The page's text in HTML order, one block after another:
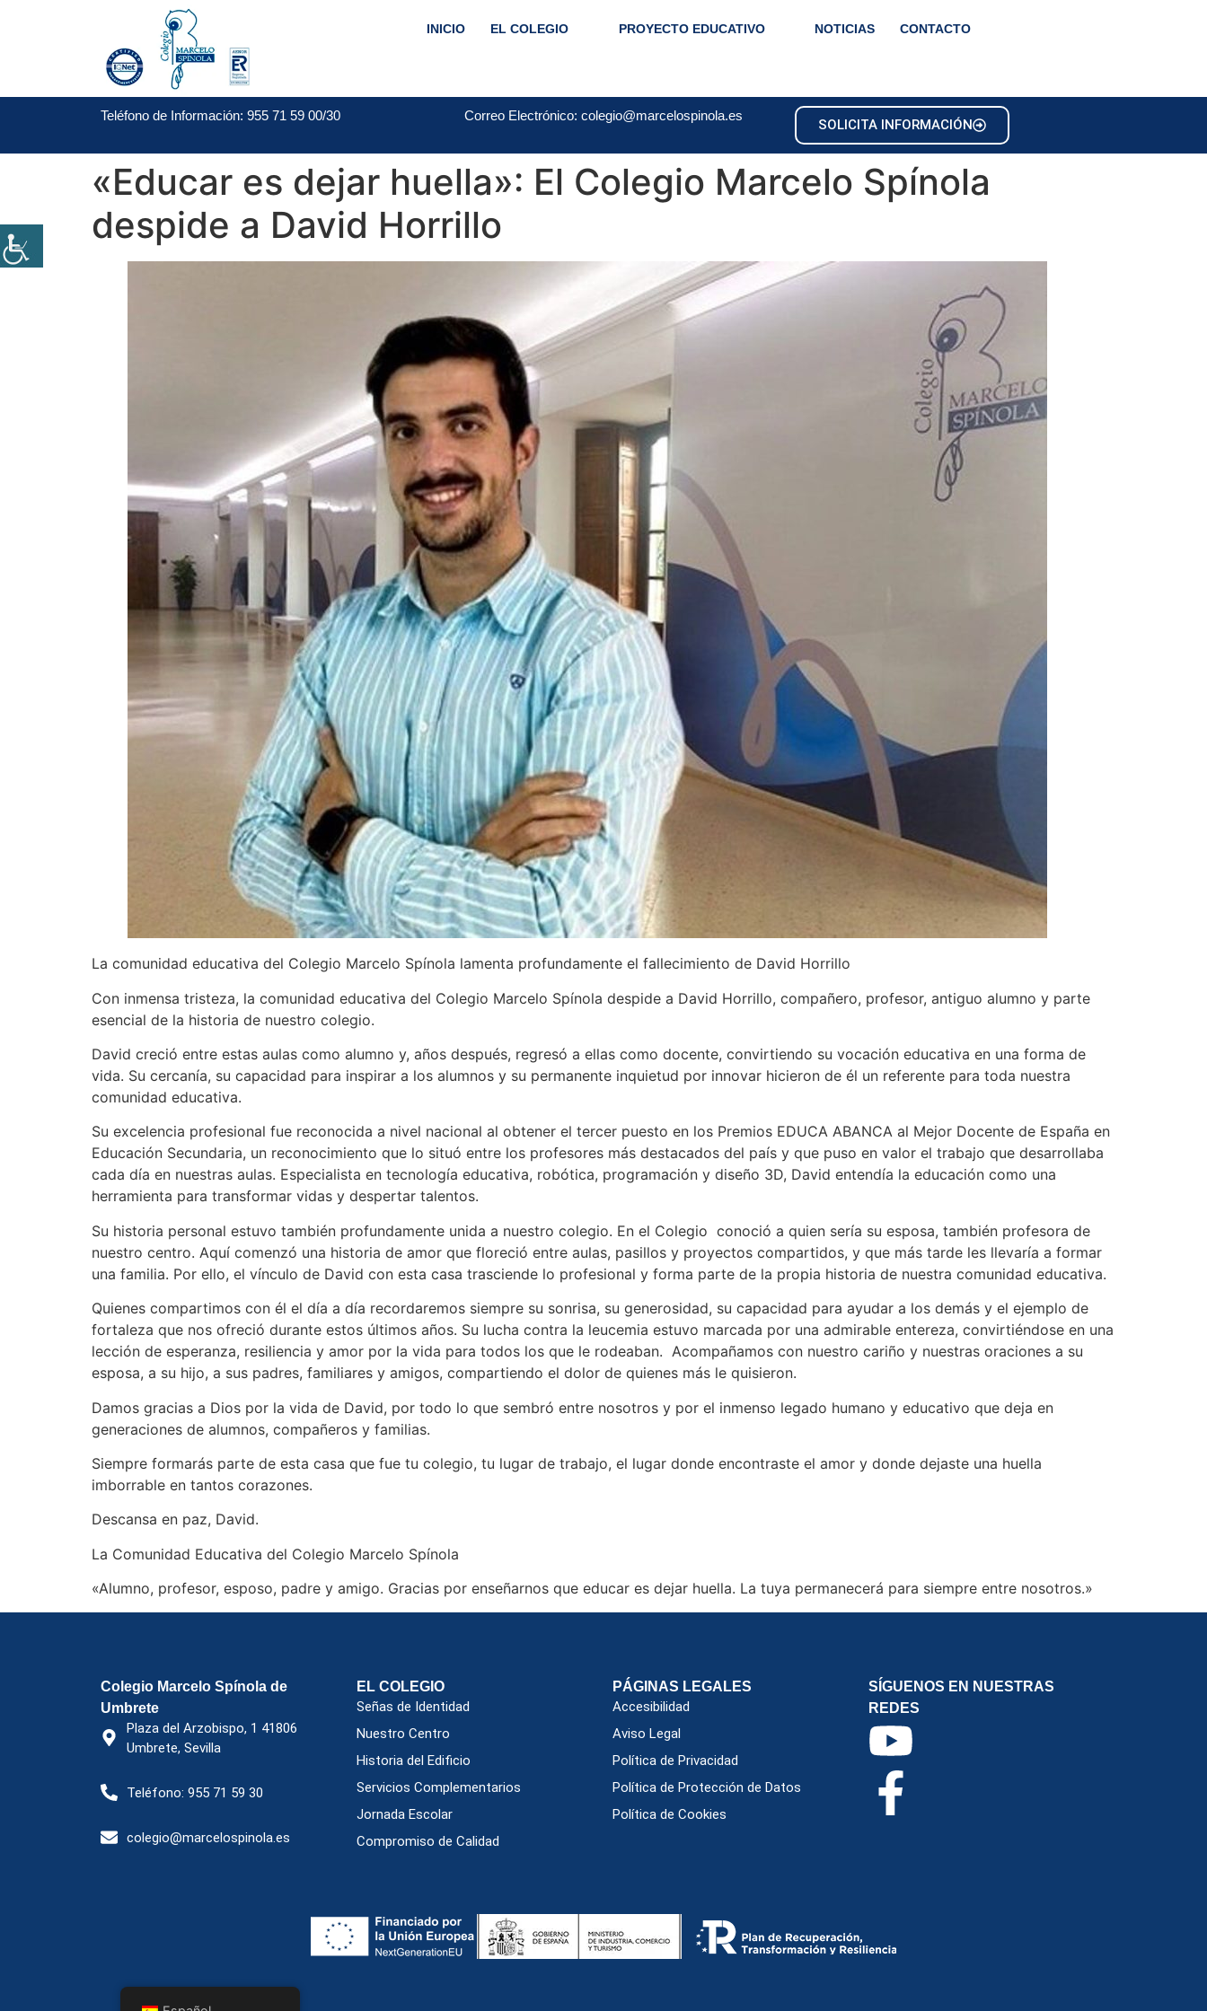
INICIO EL COLEGIO PROYECTO EDUCATIVO NOTICIAS CONTACTO
Teléfono de Información: 955 71 59 00/30 Correo Electrónico: colegio@marcelospinola.es
SOLICITA INFORMACIÓN
«Educar es dejar huella»: El Colegio Marcelo Spínola
despide a David Horrillo
La comunidad educativa del Colegio Marcelo Spínola lamenta profundamente el fallecimiento de David Horrillo
Con inmensa tristeza, la comunidad educativa del Colegio Marcelo Spínola despide a David Horrillo, compañero, profesor, antiguo alumno y parte
esencial de la historia de nuestro colegio.
David creció entre estas aulas como alumno y, años después, regresó a ellas como docente, convirtiendo su vocación educativa en una forma de
vida. Su cercanía, su capacidad para inspirar a los alumnos y su permanente inquietud por innovar hicieron de él un referente para toda nuestra
comunidad educativa.
Su excelencia profesional fue reconocida a nivel nacional al obtener el tercer puesto en los Premios EDUCA ABANCA al Mejor Docente de España en
Educación Secundaria, un reconocimiento que lo situó entre los profesores más destacados del país y que puso en valor el trabajo que desarrollaba
cada día en nuestras aulas. Especialista en tecnología educativa, robótica, programación y diseño 3D, David entendía la educación como una
herramienta para transformar vidas y despertar talentos.
Su historia personal estuvo también profundamente unida a nuestro colegio. En el Colegio conoció a quien sería su esposa, también profesora de
nuestro centro. Aquí comenzó una historia de amor que floreció entre aulas, pasillos y proyectos compartidos, y que más tarde les llevaría a formar
una familia. Por ello, el vínculo de David con esta casa trasciende lo profesional y forma parte de la propia historia de nuestra comunidad educativa.
Quienes compartimos con él el día a día recordaremos siempre su sonrisa, su generosidad, su capacidad para ayudar a los demás y el ejemplo de
fortaleza que nos ofreció durante estos últimos años. Su lucha contra la leucemia estuvo marcada por una admirable entereza, convirtiéndose en una
lección de esperanza, resiliencia y amor por la vida para todos los que le rodeaban. Acompañamos con nuestro cariño y nuestras oraciones a su
esposa, a su hijo, a sus padres, familiares y amigos, compartiendo el dolor de quienes más le quisieron.
Damos gracias a Dios por la vida de David, por todo lo que sembró entre nosotros y por el inmenso legado humano y educativo que deja en
generaciones de alumnos, compañeros y familias.
Siempre formarás parte de esta casa que fue tu colegio, tu lugar de trabajo, el lugar donde encontraste el amor y donde dejaste una huella
imborrable en tantos corazones.
Descansa en paz, David.
La Comunidad Educativa del Colegio Marcelo Spínola
«Alumno, profesor, esposo, padre y amigo. Gracias por enseñarnos que educar es dejar huella. La tuya permanecerá para siempre entre nosotros.»
Colegio Marcelo Spínola de
Umbrete
Plaza del Arzobispo, 1 41806
Umbrete, Sevilla
Teléfono: 955 71 59 30
colegio@marcelospinola.es
EL COLEGIO
Señas de Identidad
Nuestro Centro
Historia del Edificio
Servicios Complementarios
Jornada Escolar
Compromiso de Calidad
PÁGINAS LEGALES
Accesibilidad
Aviso Legal
Política de Privacidad
Política de Protección de Datos
Política de Cookies
SÍGUENOS EN NUESTRAS
REDES